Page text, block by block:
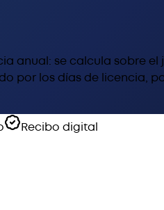
anual: se calcula sobre
por los días de licencia,
Recibo digital